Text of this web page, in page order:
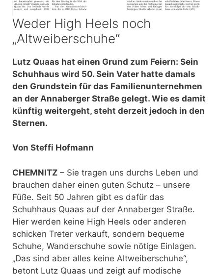
Weder High Heels noch
„Altweiberschuhe“
Lutz Quaas hat einen Grund zum Feiern: Sein
Schuhhaus wird 50. Sein Vater hatte damals
den Grundstein für das Familienunternehmen
an der Annaberger Straße gelegt. Wie es damit
künftig weitergeht, steht derzeit jedoch in den
Sternen.
Von Steffi Hofmann
CHEMNITZ – Sie tragen uns durchs Leben und
brauchen daher einen guten Schutz – unsere
Füße. Seit 50 Jahren gibt es dafür das
Schuhhaus Quaas auf der Annaberger Straße.
Hier werden keine High Heels oder anderen
schicken Treter verkauft, sondern bequeme
Schuhe, Wanderschuhe sowie nötige Einlagen.
„Das sind aber alles keine Altweiberschuhe“,
betont Lutz Quaas und zeigt auf modische